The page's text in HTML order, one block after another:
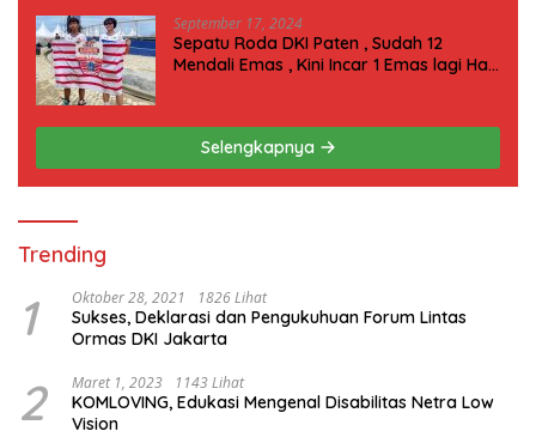
September 17, 2024
Sepatu Roda DKI Paten , Sudah 12
Mendali Emas , Kini Incar 1 Emas lagi Hari
Selengkapnya
Trending
1 Oktober 28, 2021 1826 Lihat
Sukses, Deklarasi dan Pengukuhuan Forum Lintas
Ormas DKI Jakarta
2 Maret 1, 2023 1143 Lihat
KOMLOVING, Edukasi Mengenal Disabilitas Netra Low
Vision